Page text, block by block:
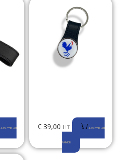
AJOUTER AU
€39,00 HT AJOUTER AU
PANIER